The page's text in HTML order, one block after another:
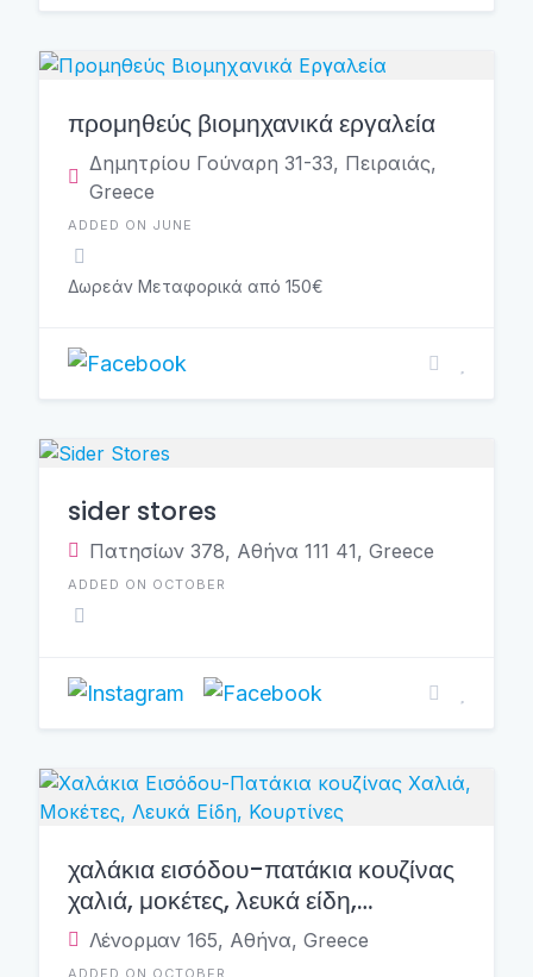
προμηθεύς βιομηχανικά εργαλεία
Δημητρίου Γούναρη 31-33, Πειραιάς,
Greece
ADDED ON JUNE
Δωρεάν Μεταφορικά από 150€
sider stores
Πατησίων 378, Αθήνα 111 41, Greece
ADDED ON OCTOBER
χαλάκια εισόδου-πατάκια κουζίνας
χαλιά, μοκέτες, λευκά είδη,
κουρτίνες
Λένορμαν 165, Αθήνα, Greece
ADDED ON OCTOBER